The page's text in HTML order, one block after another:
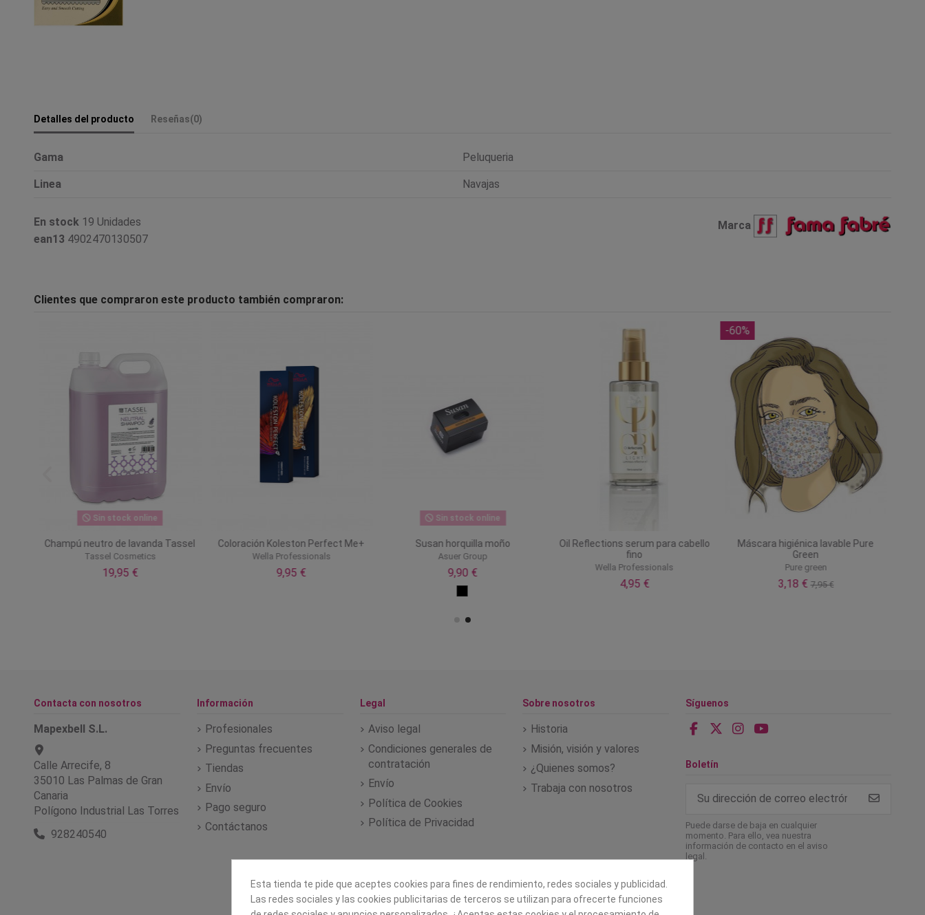
Detalles del producto Reseñas(0)
Gama Peluqueria
Linea Navajas
Marca
En stock 19 Unidades
ean13 4902470130507
Clientes que compraron este producto también compraron:
Sin stock online
Champú neutro de lavanda Tassel
Tassel Cosmetics
19,95 €
Coloración Koleston Perfect Me+
Wella Professionals
9,95 €
Sin stock online
Susan horquilla moño
Asuer Group
9,90 €
Oil Reflections serum para cabello
fino
Wella Professionals
4,95 €
-60%
Máscara higiénica lavable Pure
Green
Pure green
3,18 € 7,95 €
Contacta con nosotros
Mapexbell S.L.
Calle Arrecife, 8
35010 Las Palmas de Gran
Canaria
Polígono Industrial Las Torres
928240540
Información
Profesionales
Preguntas frecuentes
Tiendas
Envío
Pago seguro
Contáctanos
Legal
Aviso legal
Condiciones generales de
contratación
Envío
Política de Cookies
Política de Privacidad
Sobre nosotros
Historia
Misión, visión y valores
¿Quienes somos?
Trabaja con nosotros
Síguenos
Boletín
Puede darse de baja en cualquier
momento. Para ello, vea nuestra
información de contacto en el aviso
legal.
Esta tienda te pide que aceptes cookies para fines de rendimiento, redes sociales y publicidad.
Las redes sociales y las cookies publicitarias de terceros se utilizan para ofrecerte funciones